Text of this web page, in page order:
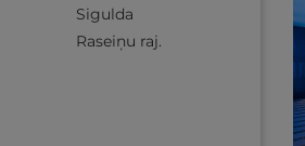
Sigulda
Raseiņu raj.